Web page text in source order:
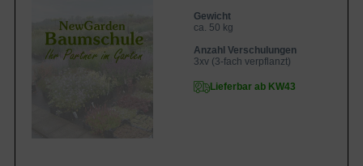
Gewicht
ca. 50 kg
Anzahl Verschulungen
3xv (3-fach verpflanzt)
Lieferbar ab KW43